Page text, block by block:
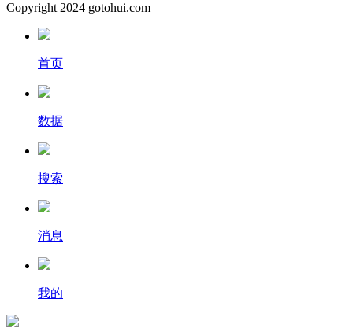
Copyright2024 gotohui.com
首页
数据
搜索
消息
我的